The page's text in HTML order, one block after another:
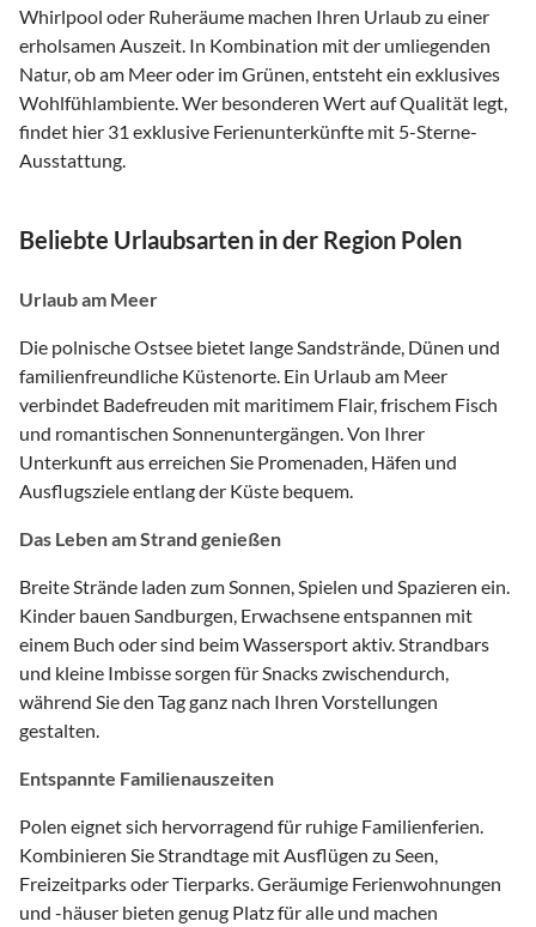
Whirlpool oder Ruheräume machen Ihren Urlaub zu einer
erholsamen Auszeit. In Kombination mit der umliegenden
Natur, ob am Meer oder im Grünen, entsteht ein exklusives
Wohlfühlambiente. Wer besonderen Wert auf Qualität legt,
findet hier 31 exklusive Ferienunterkünfte mit 5-Sterne-
Ausstattung.
Beliebte Urlaubsarten in der Region Polen
Urlaub am Meer
Die polnische Ostsee bietet lange Sandstrände, Dünen und
familienfreundliche Küstenorte. Ein Urlaub am Meer
verbindet Badefreuden mit maritimem Flair, frischem Fisch
und romantischen Sonnenuntergängen. Von Ihrer
Unterkunft aus erreichen Sie Promenaden, Häfen und
Ausflugsziele entlang der Küste bequem.
Das Leben am Strand genießen
Breite Strände laden zum Sonnen, Spielen und Spazieren ein.
Kinder bauen Sandburgen, Erwachsene entspannen mit
einem Buch oder sind beim Wassersport aktiv. Strandbars
und kleine Imbisse sorgen für Snacks zwischendurch,
während Sie den Tag ganz nach Ihren Vorstellungen
gestalten.
Entspannte Familienauszeiten
Polen eignet sich hervorragend für ruhige Familienferien.
Kombinieren Sie Strandtage mit Ausflügen zu Seen,
Freizeitparks oder Tierparks. Geräumige Ferienwohnungen
und -häuser bieten genug Platz für alle und machen